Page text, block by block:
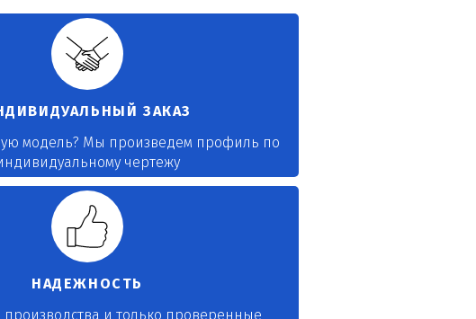
ЗАКАЗ
модель? Мы произведем профиль по
чертежу
НАДЕЖНОСТЬ
производства и только проверенные